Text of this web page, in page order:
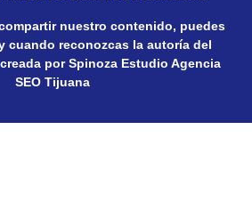
nuestro contenido, puedes
cuando reconozcas la autoría del
por Spinoza Estudio Agencia
SEO Tijuana